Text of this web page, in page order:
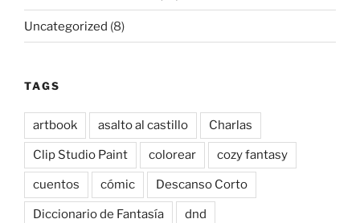
Uncategorized (8)
TAGS
artbook asalto al castillo Charlas
Clip Studio Paint colorear cozy fantasy
cuentos cómic Descanso Corto
Diccionario de Fantasía dnd